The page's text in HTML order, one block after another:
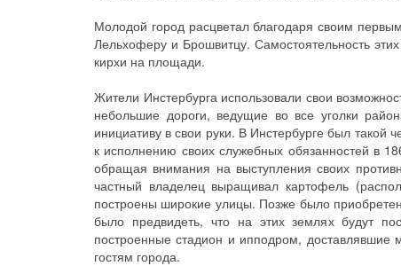
Молодой город расцветал благодаря своим
Лельхоферу и Брошвитцу. Самостоятельность
кирхи на площади.
Жители Инстербурга использовали свои
небольшие дороги, ведущие во все уголки
инициативу в свои руки. В Инстербурге был
к исполнению своих служебных обязанностей в
обращая внимания на выступления своих
частный владелец выращивал картофель
построены широкие улицы. Позже было
было предвидеть, что на этих землях будут
построенные стадион и ипподром,
гостям города.